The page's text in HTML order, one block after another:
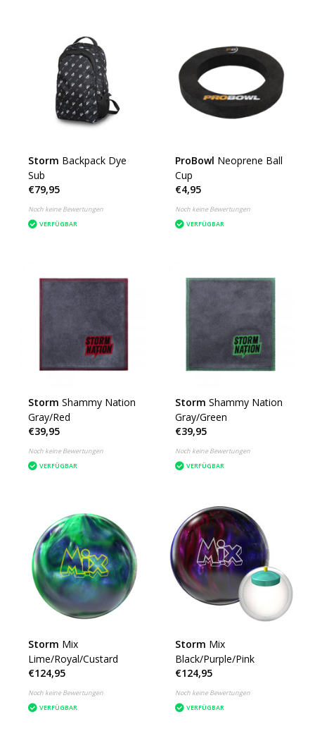
Storm Backpack Dye
Sub
€79,95
Noch keine Bewertungen
VERFÜGBAR
ProBowl Neoprene Ball
Cup
€4,95
Noch keine Bewertungen
VERFÜGBAR
Storm Shammy Nation
Gray/Red
€39,95
Noch keine Bewertungen
VERFÜGBAR
Storm Shammy Nation
Gray/Green
€39,95
Noch keine Bewertungen
VERFÜGBAR
Storm Mix
Lime/Royal/Custard
€124,95
Noch keine Bewertungen
VERFÜGBAR
Storm Mix
Black/Purple/Pink
€124,95
Noch keine Bewertungen
VERFÜGBAR